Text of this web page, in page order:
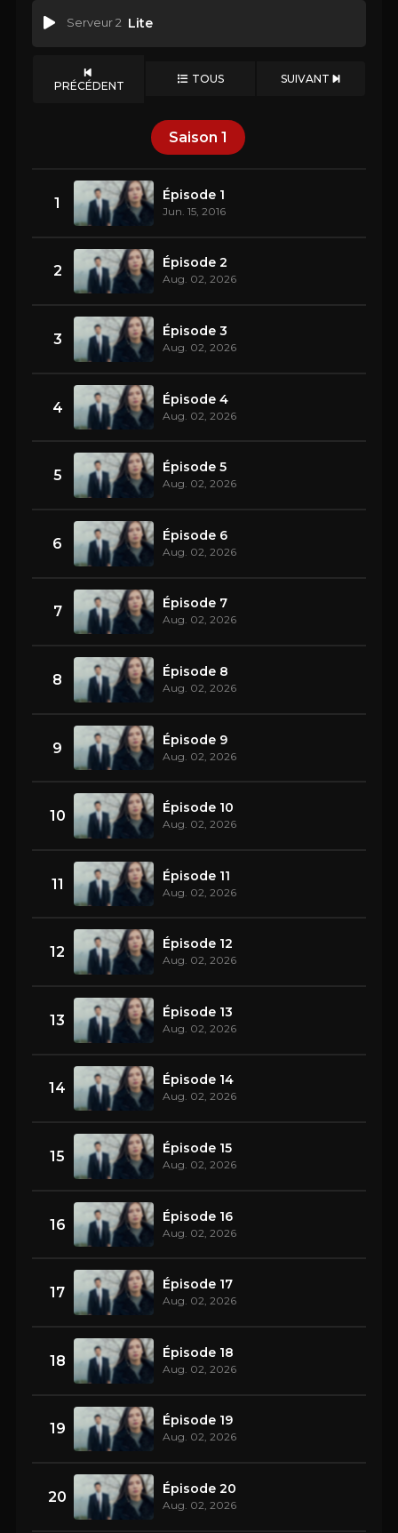
Serveur 2 Lite
PRÉCÉDENT TOUS SUIVANT
Saison 1
1 Épisode 1
Jun. 15, 2016
2 Épisode 2
Aug. 02, 2026
3 Épisode 3
Aug. 02, 2026
4 Épisode 4
Aug. 02, 2026
5 Épisode 5
Aug. 02, 2026
6 Épisode 6
Aug. 02, 2026
7 Épisode 7
Aug. 02, 2026
8 Épisode 8
Aug. 02, 2026
9 Épisode 9
Aug. 02, 2026
10 Épisode 10
Aug. 02, 2026
11 Épisode 11
Aug. 02, 2026
12 Épisode 12
Aug. 02, 2026
13 Épisode 13
Aug. 02, 2026
14 Épisode 14
Aug. 02, 2026
15 Épisode 15
Aug. 02, 2026
16 Épisode 16
Aug. 02, 2026
17 Épisode 17
Aug. 02, 2026
18 Épisode 18
Aug. 02, 2026
19 Épisode 19
Aug. 02, 2026
20 Épisode 20
Aug. 02, 2026